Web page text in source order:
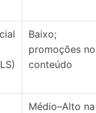
Baixo;
promoções no
conteúdo
Médio–Alto na